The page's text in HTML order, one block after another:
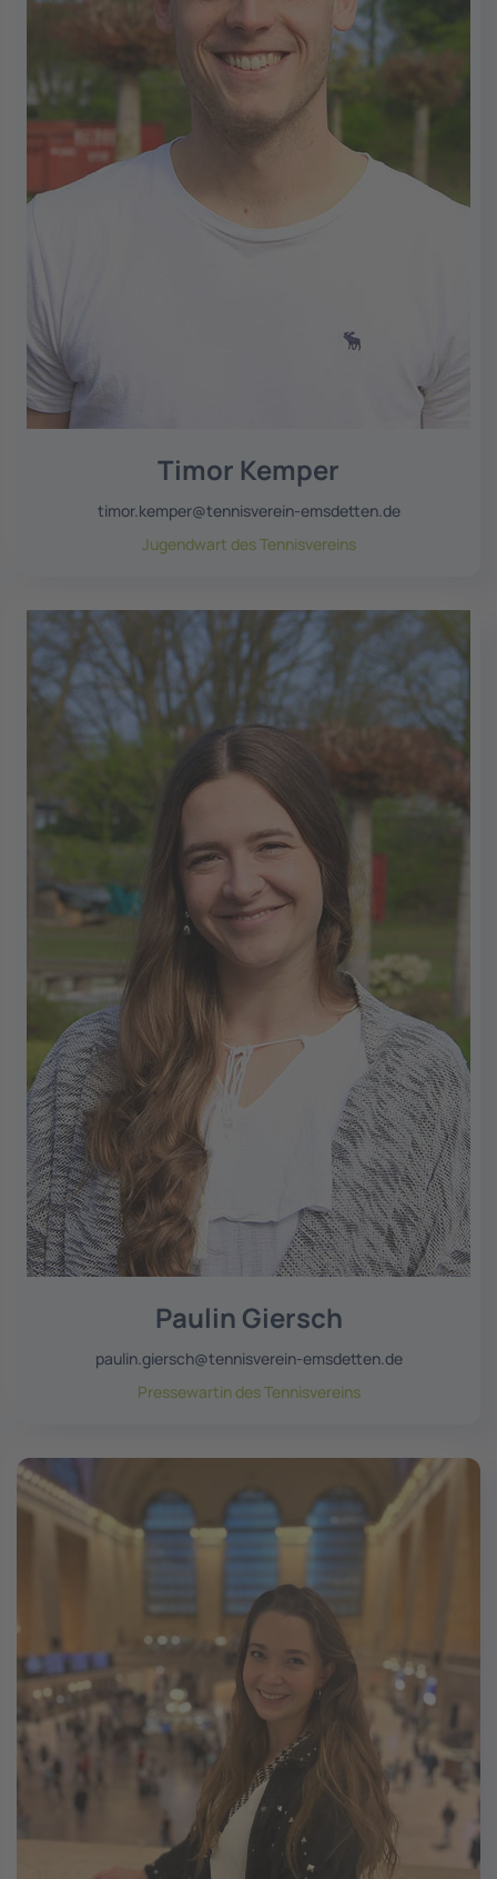
Timor Kemper
timor.kemper@tennisverein-emsdetten.de
Jugendwart des Tennisvereins
Paulin Giersch
paulin.giersch@tennisverein-emsdetten.de
Pressewartin des Tennisvereins